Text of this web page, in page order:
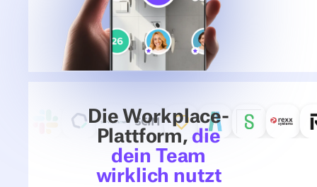
Die Workplace-
Plattform, die
dein Team
wirklich nutzt